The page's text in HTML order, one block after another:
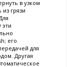
в узком
грязи
его
для
Другая